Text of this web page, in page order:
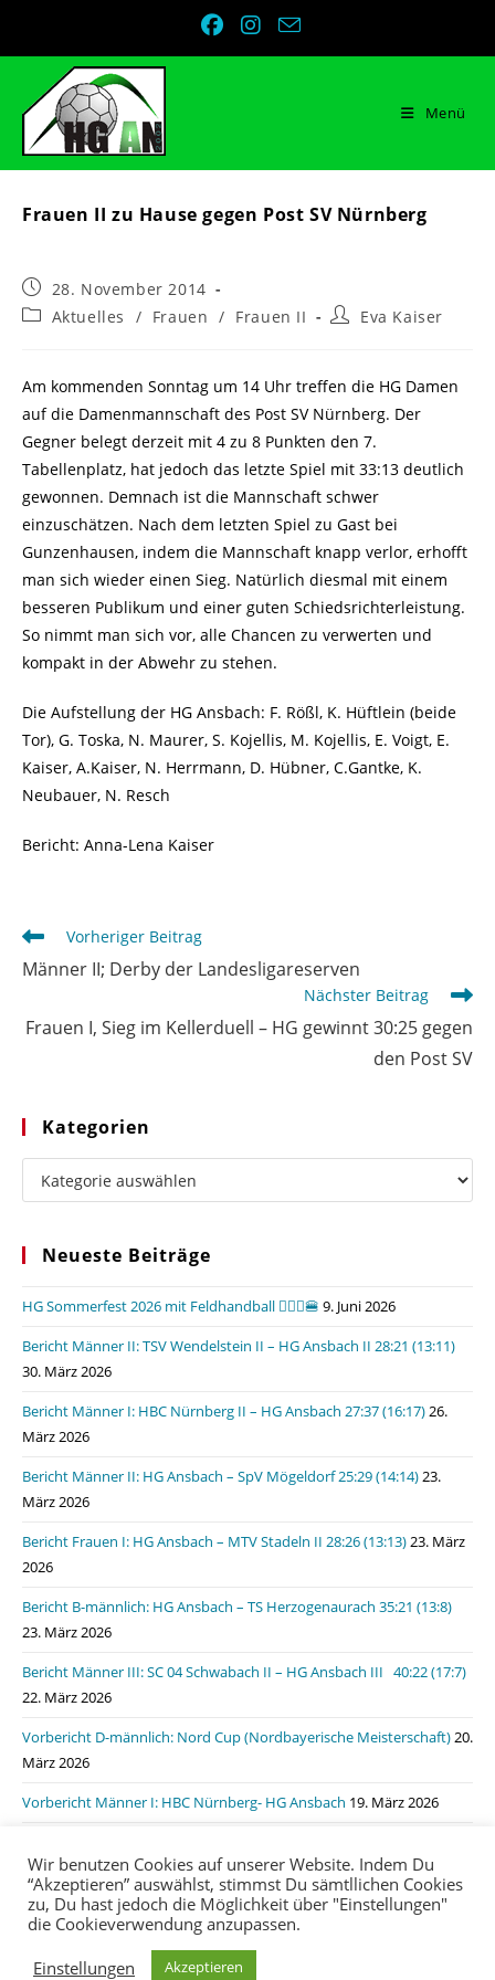
Menü
Frauen II zu Hause gegen Post SV Nürnberg
Beitrag
veröffentlicht:
28. November 2014
Beitrags-
Aktuelles / Frauen / Frauen II
Beitrags-
Eva Kaiser
Am kommenden Sonntag um 14 Uhr treffen die HG Damen
auf die Damenmannschaft des Post SV Nürnberg. Der
Gegner belegt derzeit mit 4 zu 8 Punkten den 7.
Tabellenplatz, hat jedoch das letzte Spiel mit 33:13 deutlich
gewonnen. Demnach ist die Mannschaft schwer
einzuschätzen. Nach dem letzten Spiel zu Gast bei
Gunzenhausen, indem die Mannschaft knapp verlor, erhofft
man sich wieder einen Sieg. Natürlich diesmal mit einem
besseren Publikum und einer guten Schiedsrichterleistung.
So nimmt man sich vor, alle Chancen zu verwerten und
kompakt in der Abwehr zu stehen.
Die Aufstellung der HG Ansbach: F. Rößl, K. Hüftlein (beide
Tor), G. Toska, N. Maurer, S. Kojellis, M. Kojellis, E. Voigt, E.
Kaiser, A.Kaiser, N. Herrmann, D. Hübner, C.Gantke, K.
Neubauer, N. Resch
Bericht: Anna-Lena Kaiser
Weitere
Artikel
ansehen
Vorheriger Beitrag
Männer II; Derby der Landesligareserven
Nächster Beitrag
Frauen I, Sieg im Kellerduell – HG gewinnt 30:25 gegen
den Post SV
Kategorien
Kategorien
Neueste Beiträge
HG Sommerfest 2026 mit Feldhandball 🤾🏼‍♂️🍔 9. Juni 2026
Bericht Männer II: TSV Wendelstein II – HG Ansbach II 28:21 (13:11)
30. März 2026
Bericht Männer I: HBC Nürnberg II – HG Ansbach 27:37 (16:17)26.
März 2026
Bericht Männer II: HG Ansbach – SpV Mögeldorf 25:29 (14:14)23.
März 2026
Bericht Frauen I: HG Ansbach – MTV Stadeln II 28:26 (13:13)23. März
2026
Bericht B-männlich: HG Ansbach – TS Herzogenaurach 35:21 (13:8)
23. März 2026
Bericht Männer III: SC 04 Schwabach II – HG Ansbach III 40:22 (17:7)
22. März 2026
Vorbericht D-männlich: Nord Cup (Nordbayerische Meisterschaft)20.
März 2026
Vorbericht Männer I: HBC Nürnberg- HG Ansbach 19. März 2026
19. März 2026
Impressum Datenschutzerklärung
Wir benutzen Cookies auf unserer Website. Indem Du
“Akzeptieren” auswählst, stimmst Du sämtllichen Cookies
zu, Du hast jedoch die Möglichkeit über "Einstellungen"
die Cookieverwendung anzupassen.
Einstellungen
Akzeptieren